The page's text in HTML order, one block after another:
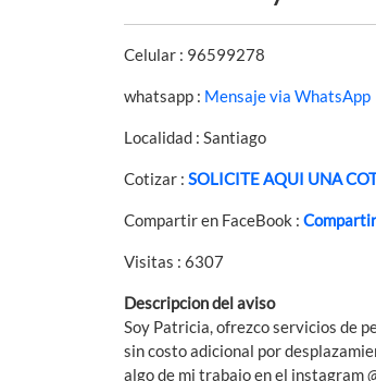
Celular : 96599278
whatsapp : Mensaje via WhatsApp
Localidad : Santiago
Cotizar : SOLICITE AQUI UNA
Compartir en FaceBook : Compartir
Visitas : 6307
Descripcion del aviso
Soy Patricia, ofrezco servicios de
sin costo adicional por
algo de mi trabajo en el instagram